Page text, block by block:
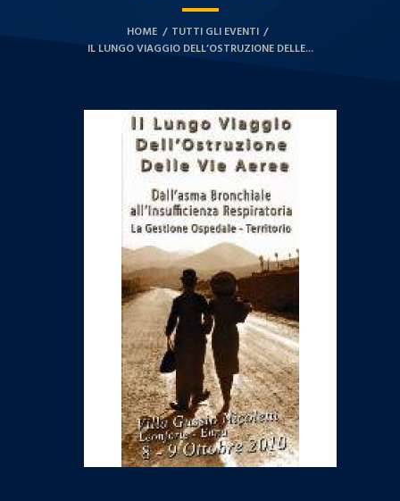
HOME
TUTTI GLI EVENTI
IL LUNGO VIAGGIO DELL’OSTRUZIONE DELLE...